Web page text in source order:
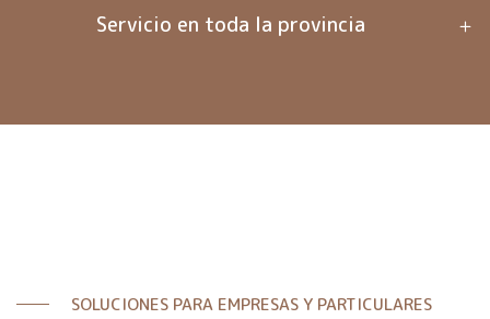
Servicio en toda la provincia
SOLUCIONES PARA EMPRESAS Y PARTICULARES